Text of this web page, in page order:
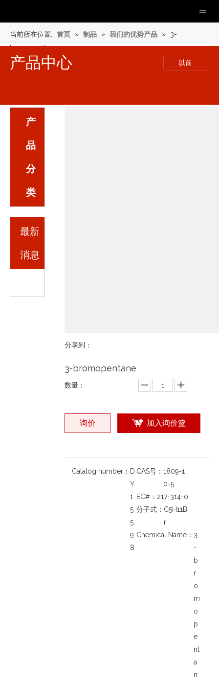
当前所在位置: 首页 » 制品 » 我们的优势产品 »
3-
bromopentane
产品中心 以前
产
品
分
类
最新
消息
分享到：
3-bromopentane
数量：
询价 加入询价篮
Catalog number： D
Y
1
5
5
9
8
CAS号：1809-1
0-5
EC#： 217-314-0
分子式： C5H11B
r
Chemical Name： 3
-
b
r
o
m
o
p
e
nt
a
n